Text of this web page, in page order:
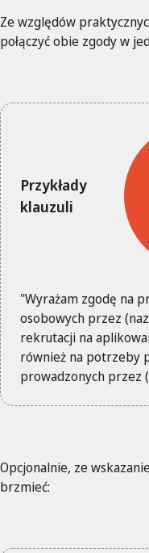
Ze względów
połączyć obie zgody w
Przykłady
klauzuli
"Wyrażam zgodę na
osobowych przez
rekrutacji na
również na potrzeby
prowadzonych przez
Opcjonalnie, ze
brzmieć: